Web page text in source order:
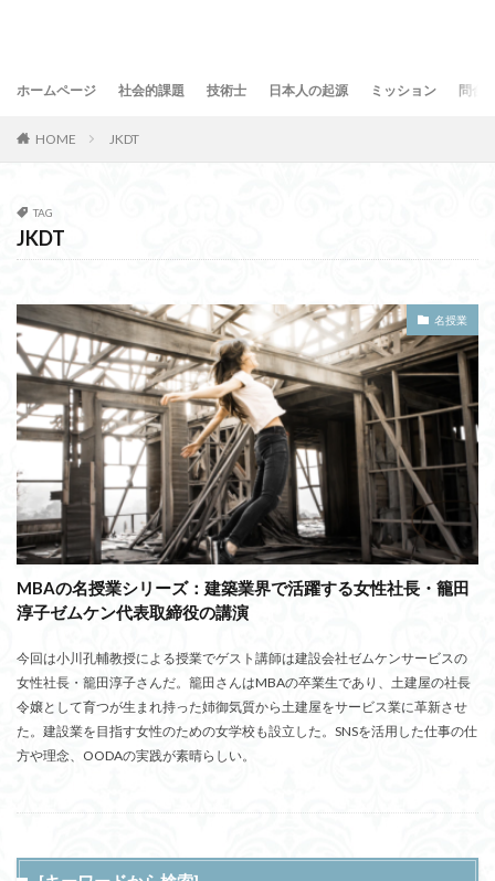
ホームページ 社会的課題 技術士 日本人の起源 ミッション 問合
HOME JKDT
TAG
JKDT
名授業
MBAの名授業シリーズ：建築業界で活躍する女性社長・籠田
淳子ゼムケン代表取締役の講演
今回は小川孔輔教授による授業でゲスト講師は建設会社ゼムケンサービスの
女性社長・籠田淳子さんだ。籠田さんはMBAの卒業生であり、土建屋の社長
令嬢として育つが生まれ持った姉御気質から土建屋をサービス業に革新させ
た。建設業を目指す女性のための女学校も設立した。SNSを活用した仕事の仕
方や理念、OODAの実践が素晴らしい。